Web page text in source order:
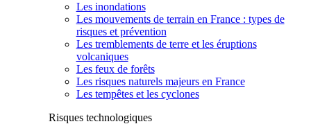
Les inondations
Les mouvements de terrain en France : types de
risques et prévention
Les tremblements de terre et les éruptions
volcaniques
Les feux de forêts
Les risques naturels majeurs en France
Les tempêtes et les cyclones
Risques technologiques